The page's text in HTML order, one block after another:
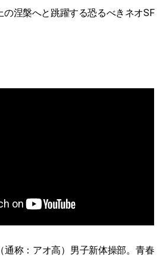
の涅槃へと跳躍する恐るべきネオSF
通称：アオ高）男子新体操部。青春